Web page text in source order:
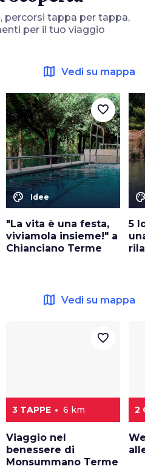
percorsi tappa per tappa,
per il tuo viaggio
map Vedi su mappa
color_lens Idee
"La vita è una festa,
viviamola insieme!" a
Chianciano Terme
favorite_border
5
map Vedi su mappa
3 TAPPE 6 km
Viaggio nel
benessere di
Monsummano Terme
favorite_border
2